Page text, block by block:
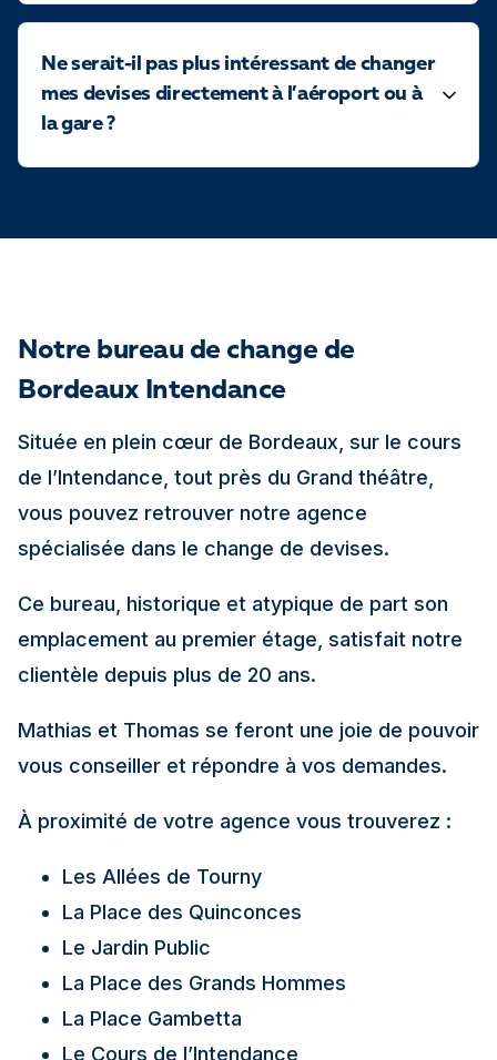
Ne serait-il pas plus intéressant de changer
mes devises directement à l’aéroport ou à
la gare ?
Notre bureau de change de
Bordeaux Intendance
Située en plein cœur de Bordeaux, sur le cours
de l’Intendance, tout près du Grand théâtre,
vous pouvez retrouver notre agence
spécialisée dans le change de devises.
Ce bureau, historique et atypique de part son
emplacement au premier étage, satisfait notre
clientèle depuis plus de 20 ans.
Mathias et Thomas se feront une joie de pouvoir
vous conseiller et répondre à vos demandes.
À proximité de votre agence vous trouverez :
Les Allées de Tourny
La Place des Quinconces
Le Jardin Public
La Place des Grands Hommes
La Place Gambetta
Le Cours de l’Intendance